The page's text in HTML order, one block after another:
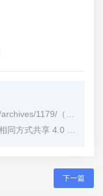
1179/ （转载时请注明本文出处及文章链接）
国际 (CC BY-NC-SA 4.0)
下一篇